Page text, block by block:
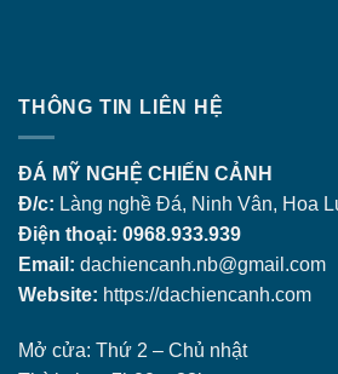
THÔNG TIN LIÊN HỆ
ĐÁ MỸ NGHỆ CHIẾN CẢNH
Đ/c: Làng nghề Đá, Ninh Vân, Hoa
Điện thoại: 0968.933.939
Email: dachiencanh.nb@gmail.com
Website: https://dachiencanh.com
Mở cửa: Thứ 2 – Chủ nhật